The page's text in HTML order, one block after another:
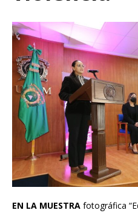
EN LA MUESTRA fotográfica